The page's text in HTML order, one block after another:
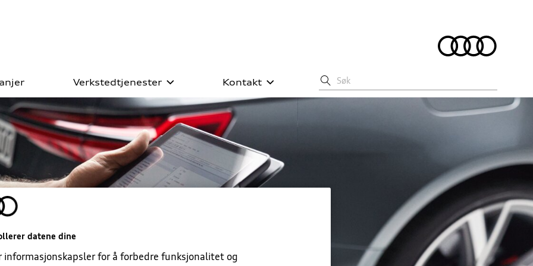
prøvekjøring
Verkstedtjenester Kontakt
datene dine
informasjonskapsler for å forbedre funksjonalitet og